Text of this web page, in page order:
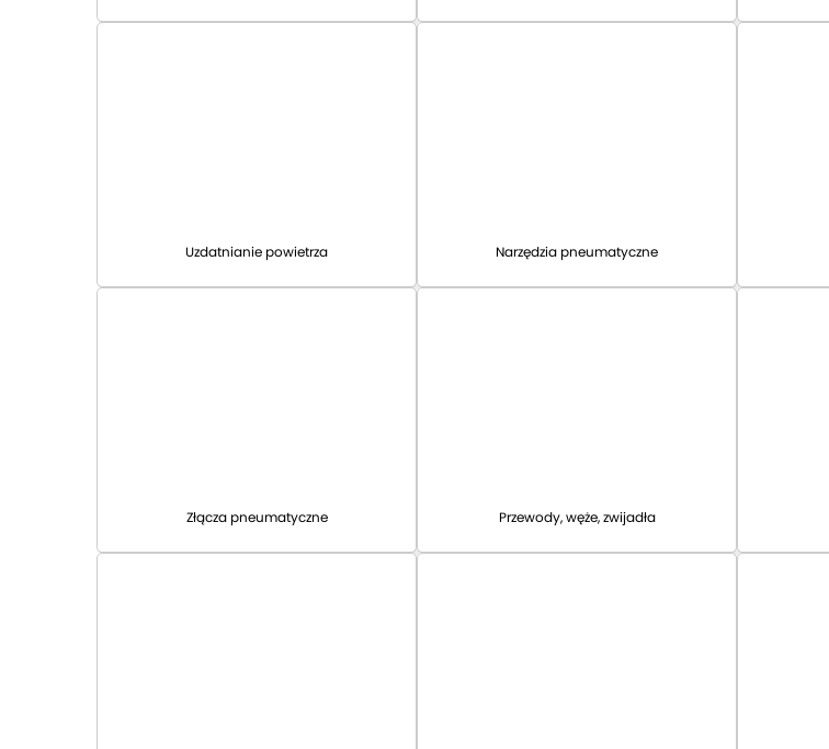
Uzdatnianie powietrza Narzędzia pneumatyczne
Złącza pneumatyczne Przewody, węże, zwijadła